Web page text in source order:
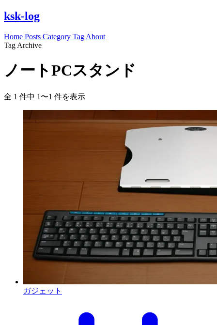
ksk-log
Home Posts Category Tag About
Tag Archive
ノートPCスタンド
全 1 件中 1〜1 件を表示
ガジェット